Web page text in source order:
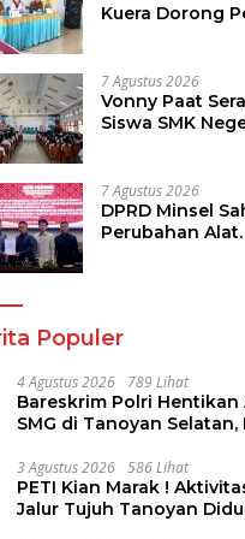
Kuera Dorong
7 Agustus 2026
Vonny Paat
Siswa SMK
7 Agustus 2026
DPRD Minsel
Perubahan Alat
Populer
4 Agustus 2026 789 Lihat
Bareskrim Polri Hentikan
SMG di Tanoyan
3 Agustus 2026 586 Lihat
PETI Kian Marak !
Jalur Tujuh Tanoyan